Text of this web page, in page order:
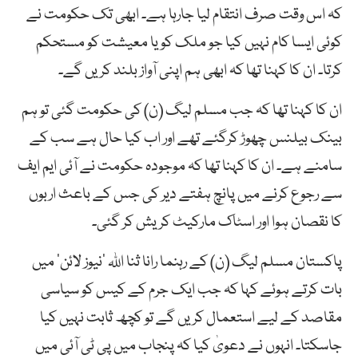
کہ اس وقت صرف انتقام لیا جارہا ہے۔ ابھی تک حکومت نے
کوئی ایسا کام نہیں کیا جو ملک کو یا معیشت کو مستحکم
کرتا۔ ان کا کہنا تھا کہ ابھی ہم اپنی آواز بلند کریں گے۔
ان کا کہنا تھا کہ جب مسلم لیگ (ن) کی حکومت گئی تو ہم
بینک بیلنس چھوڑ کرگئے تھے اور اب کیا حال ہے سب کے
سامنے ہے۔ ان کا کہنا تھا کہ موجودہ حکومت نے آئی ایم ایف
سے رجوع کرنے میں پانچ ہفتے دیر کی جس کے باعث اربوں
کا نقصان ہوا اور اسٹاک مارکیٹ کریش کر گئی۔
پاکستان مسلم لیگ (ن) کے رہنما رانا ثنا اللہ ’نیوز لائن‘ میں
بات کرتے ہوئے کہا کہ جب ایک جرم کے کیس کو سیاسی
مقاصد کے لیے استعمال کریں گے تو کچھ ثابت نہیں کیا
جاسکتا۔ انہوں نے دعویٰ کیا کہ پنجاب میں پی ٹی آئی میں